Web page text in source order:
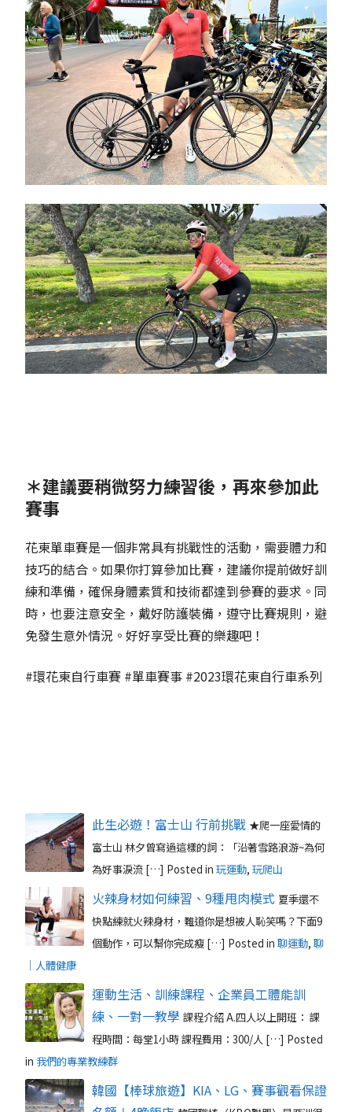
＊建議要稍微努力練習後，再來參加此
賽事
花東單車賽是一個非常具有挑戰性的活動，需要體力和
技巧的結合。如果你打算參加比賽，建議你提前做好訓
練和準備，確保身體素質和技術都達到參賽的要求。同
時，也要注意安全，戴好防護裝備，遵守比賽規則，避
免發生意外情況。好好享受比賽的樂趣吧！
#環花東自行車賽 #單車賽事 #2023環花東自行車系列
此生必遊！富士山 行前挑戰 ★爬一座愛情的
富士山 林夕曾寫過這樣的詞：「沿著雪路浪游~為何
為好事淚流 […] Posted in 玩運動, 玩爬山
火辣身材如何練習、9種甩肉模式 夏季還不
快點練就火辣身材，難道你是想被人恥笑嗎？下面9
個動作，可以幫你完成瘦 […] Posted in 聊運動, 聊
｜人體健康
運動生活、訓練課程、企業員工體能訓
練、一對一教學 課程介紹 A.四人以上開班： 課
程時間：每堂1小時 課程費用：300/人 […] Posted
in 我們的專業教練群
韓國【棒球旅遊】KIA、LG、賽事觀看保證